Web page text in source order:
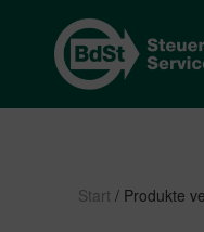
Start / Produkte